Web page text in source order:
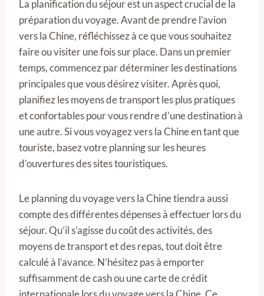
La planification du séjour est un aspect crucial de la
préparation du voyage. Avant de prendre l’avion
vers la Chine, réfléchissez à ce que vous souhaitez
faire ou visiter une fois sur place. Dans un premier
temps, commencez par déterminer les destinations
principales que vous désirez visiter. Après quoi,
planifiez les moyens de transport les plus pratiques
et confortables pour vous rendre d’une destination à
une autre. Si vous voyagez vers la Chine en tant que
touriste, basez votre planning sur les heures
d’ouvertures des sites touristiques.
Le planning du voyage vers la Chine tiendra aussi
compte des différentes dépenses à effectuer lors du
séjour. Qu’il s’agisse du coût des activités, des
moyens de transport et des repas, tout doit être
calculé à l’avance. N’hésitez pas à emporter
suffisamment de cash ou une carte de crédit